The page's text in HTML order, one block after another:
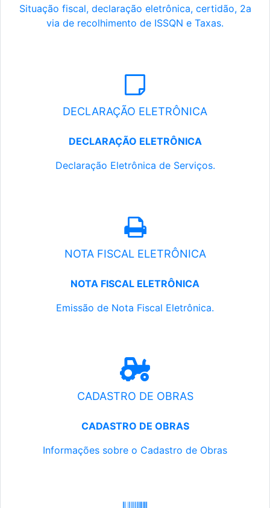
Situação fiscal, declaração eletrônica, certidão, 2a
via de recolhimento de ISSQN e Taxas.
DECLARAÇÃO ELETRÔNICA
DECLARAÇÃO ELETRÔNICA
Declaração Eletrônica de Serviços.
NOTA FISCAL ELETRÔNICA
NOTA FISCAL ELETRÔNICA
Emissão de Nota Fiscal Eletrônica.
CADASTRO DE OBRAS
CADASTRO DE OBRAS
Informações sobre o Cadastro de Obras